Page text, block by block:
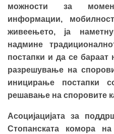
можности за
информации,
живеењето, ја
надмине
постапки и да се
разрешување на
иницирање постапки
решавање на споровите
Асоцијацијата за
Стопанската комора